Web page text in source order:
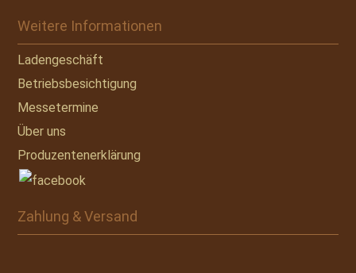
Weitere Informationen
Ladengeschäft
Betriebsbesichtigung
Messetermine
Über uns
Produzentenerklärung
Zahlung & Versand